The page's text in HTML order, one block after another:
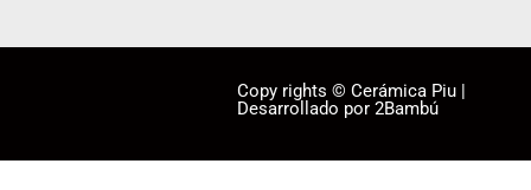
Copy rights © Cerámica Piu |
Desarrollado por 2Bambú